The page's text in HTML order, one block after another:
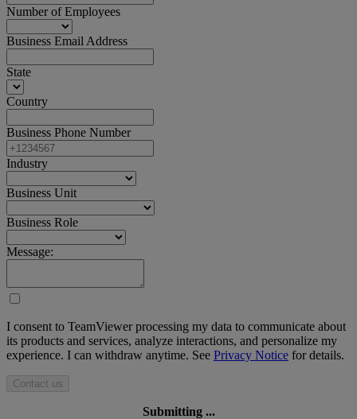
Number of Employees
Business Email Address
State
Country
Business Phone Number
Industry
Business Unit
Business Role
Message:
I consent to TeamViewer processing my data to communicate about
its products and services, analyze interactions, and personalize my
experience. I can withdraw anytime. See Privacy Notice for details.
Contact us
Submitting ...